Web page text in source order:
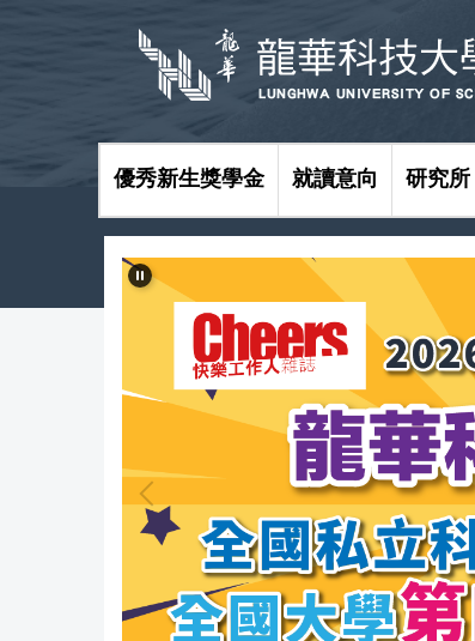
優秀新生獎學金 就讀意向 研究所